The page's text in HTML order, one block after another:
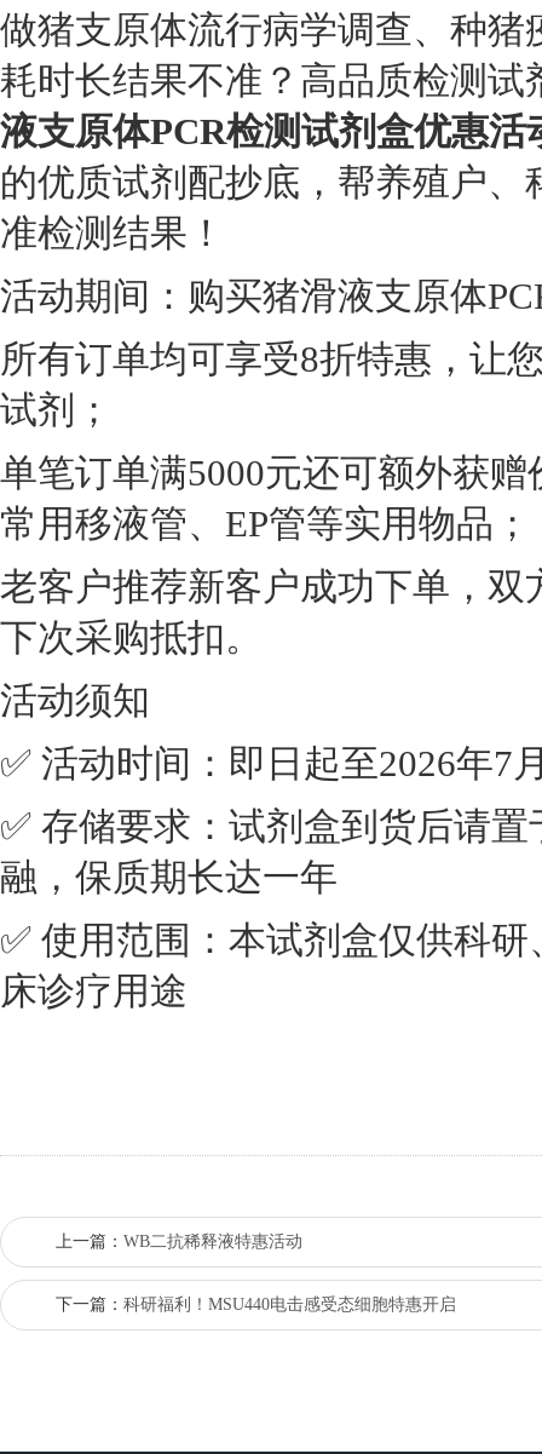
做猪支原体流行病学调查、种
耗时长结果不准？高品质检测
液支原体PCR检测试剂盒优惠活
的优质试剂配抄底，帮养殖户
准检测结果！
活动期间：购买猪滑液支原体
所有订单均可享受8折特惠，让
试剂；
单笔订单满5000元还可额外获
常用移液管、EP管等实用物品；
老客户推荐新客户成功下单，
下次采购抵扣。
活动须知
✅ 活动时间：即日起至2026年7
✅ 存储要求：试剂盒到货后请
融，保质期长达一年
✅ 使用范围：本试剂盒仅供科
床诊疗用途
上一篇： WB二抗稀释液‌特惠活动
下一篇： 科研福利！MSU440电击感受态细胞特惠开启